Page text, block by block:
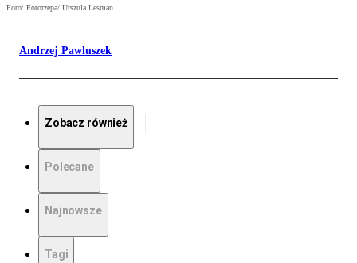
Foto: Fotorzepa/ Urszula Lesman
Andrzej Pawluszek
Zobacz również
Polecane
Najnowsze
Tagi